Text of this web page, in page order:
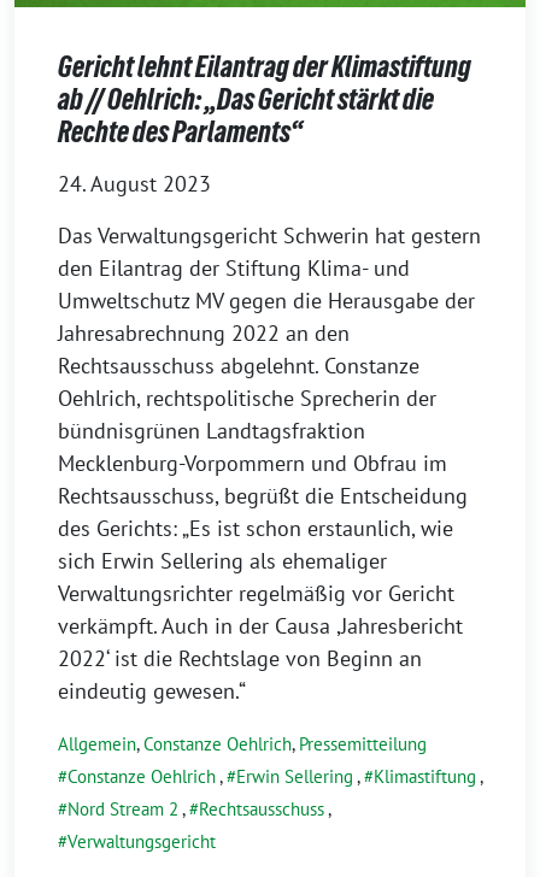
Gericht lehnt Eilantrag der Klimastiftung
ab // Oehlrich: „Das Gericht stärkt die
Rechte des Parlaments“
24. August 2023
Das Verwaltungsgericht Schwerin hat gestern
den Eilantrag der Stiftung Klima- und
Umweltschutz MV gegen die Herausgabe der
Jahresabrechnung 2022 an den
Rechtsausschuss abgelehnt. Constanze
Oehlrich, rechtspolitische Sprecherin der
bündnisgrünen Landtagsfraktion
Mecklenburg-Vorpommern und Obfrau im
Rechtsausschuss, begrüßt die Entscheidung
des Gerichts: „Es ist schon erstaunlich, wie
sich Erwin Sellering als ehemaliger
Verwaltungsrichter regelmäßig vor Gericht
verkämpft. Auch in der Causa ,Jahresbericht
2022‘ ist die Rechtslage von Beginn an
eindeutig gewesen.“
Allgemein,Constanze Oehlrich, Pressemitteilung
Constanze Oehlrich, Erwin Sellering , Klimastiftung ,
Nord Stream 2 , Rechtsausschuss,
Verwaltungsgericht